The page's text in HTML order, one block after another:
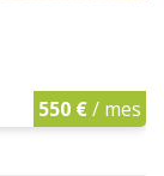
550 €/ mes